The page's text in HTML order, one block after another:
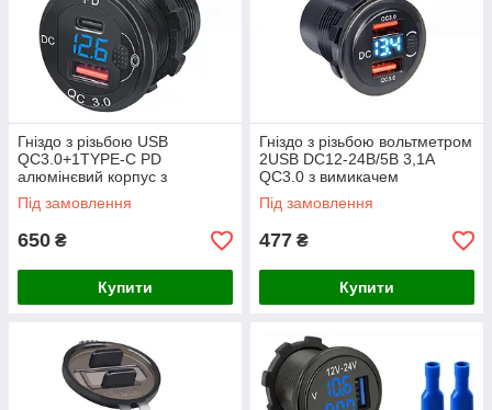
Гніздо з різьбою USB
QC3.0+1TYPE-C PD
алюмінєвий корпус з
вольтметром та вимикачем
DC12-24В/5В 3,1A
Під замовлення
650 ₴
Купити
Гніздо з різьбою вольтметром
2USB DC12-24В/5В 3,1A
QC3.0 з вимикачем
51×37×28мм, гумова кришка,
зелене
Під замовлення
477 ₴
Купити